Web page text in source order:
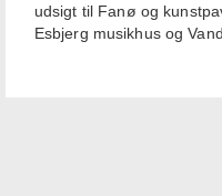
udsigt til Fanø og
Esbjerg musikhus og